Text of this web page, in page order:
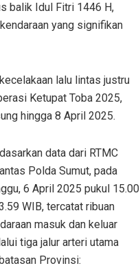
balik Idul Fitri 1446 H,
yang signifikan
lalu lintas justru
Ketupat Toba 2025,
hingga 8 April 2025.
data dari RTMC
Polda Sumut, pada
6 April 2025 pukul 15.00
WIB, tercatat ribuan
masuk dan keluar
tiga jalur arteri utama
Provinsi: